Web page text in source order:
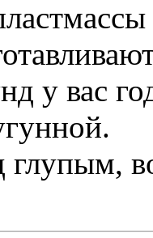
у вас
глупым,